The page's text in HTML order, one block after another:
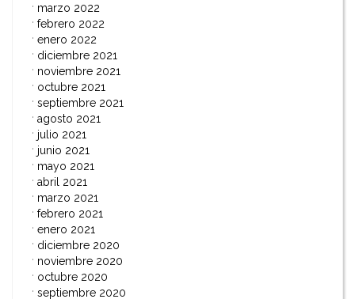
marzo 2022
febrero 2022
enero 2022
diciembre 2021
noviembre 2021
octubre 2021
septiembre 2021
agosto 2021
julio 2021
junio 2021
mayo 2021
abril 2021
marzo 2021
febrero 2021
enero 2021
diciembre 2020
noviembre 2020
octubre 2020
septiembre 2020